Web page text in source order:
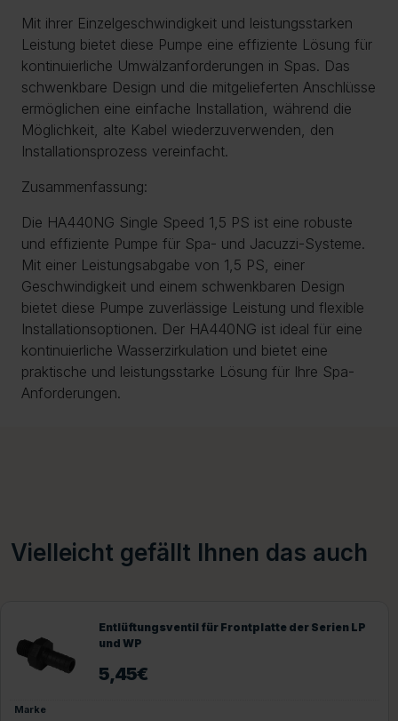
Mit ihrer Einzelgeschwindigkeit und leistungsstarken
Leistung bietet diese Pumpe eine effiziente Lösung für
kontinuierliche Umwälzanforderungen in Spas. Das
schwenkbare Design und die mitgelieferten Anschlüsse
ermöglichen eine einfache Installation, während die
Möglichkeit, alte Kabel wiederzuverwenden, den
Installationsprozess vereinfacht.
Zusammenfassung:
Die HA440NG Single Speed 1,5 PS ist eine robuste
und effiziente Pumpe für Spa- und Jacuzzi-Systeme.
Mit einer Leistungsabgabe von 1,5 PS, einer
Geschwindigkeit und einem schwenkbaren Design
bietet diese Pumpe zuverlässige Leistung und flexible
Installationsoptionen. Der HA440NG ist ideal für eine
kontinuierliche Wasserzirkulation und bietet eine
praktische und leistungsstarke Lösung für Ihre Spa-
Anforderungen.
Vielleicht gefällt Ihnen das auch
Entlüftungsventil für Frontplatte der Serien LP
und WP
5,45€
Marke